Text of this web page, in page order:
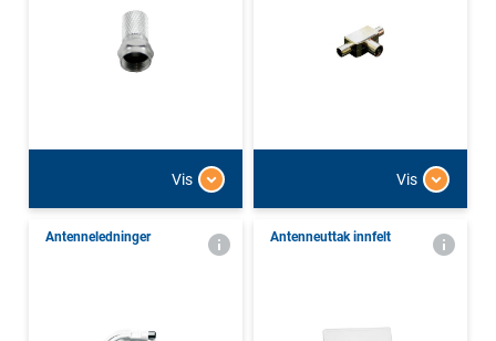
Vis Vis
Antenneledninger Antenneuttak innfelt